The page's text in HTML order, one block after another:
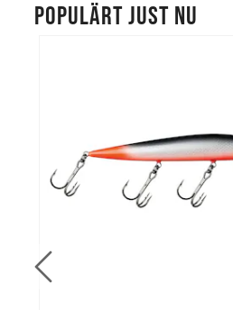
POPULÄRT JUST NU